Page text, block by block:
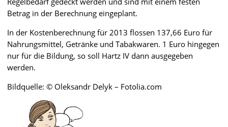
Betrag in der Berechnung eingeplant.
In der Kostenberechnung für 2013 flossen 137,66 Euro für
Nahrungsmittel, Getränke und Tabakwaren. 1 Euro hingegen
nur für die Bildung, so soll Hartz IV dann ausgegeben
werden.
Bildquelle: © Oleksandr Delyk – Fotolia.com